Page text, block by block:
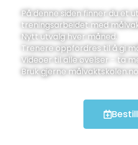
På denne siden finner du et
treningsarbeidet med
Nytt utvalg hver måned.
Trenere oppfordres til å gi
Videoer til alle øvelser - ta
Bruk gjerne